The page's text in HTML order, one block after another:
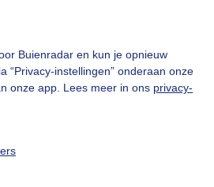
Buienradar en kun je opnieuw
“Privacy-instellingen” onderaan onze
onze app. Lees meer in ons privacy-